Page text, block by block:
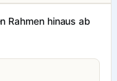
Rahmen hinaus ab